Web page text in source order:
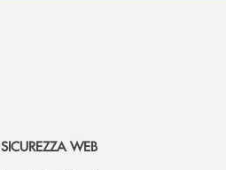
SICUREZZA WEB